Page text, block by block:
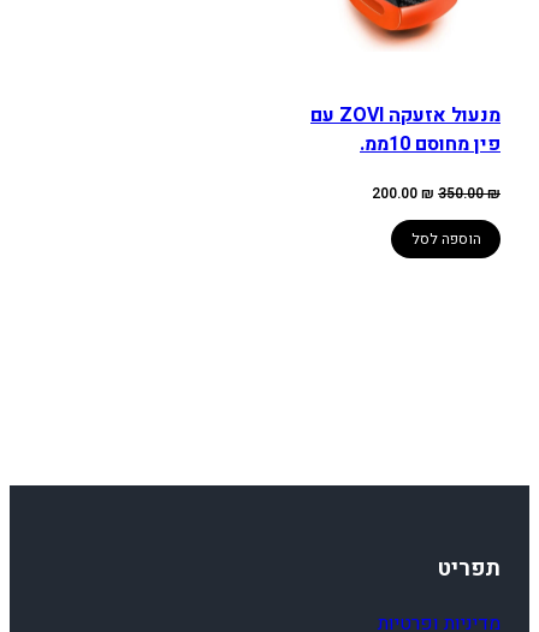
מנעול אזעקה ZOVI עם
פין מחוסם 10ממ.
350.00₪ המחיר
היה:
350.00 ₪.
200.00₪
הוספה לסל
תפריט
מדיניות ופרטיות